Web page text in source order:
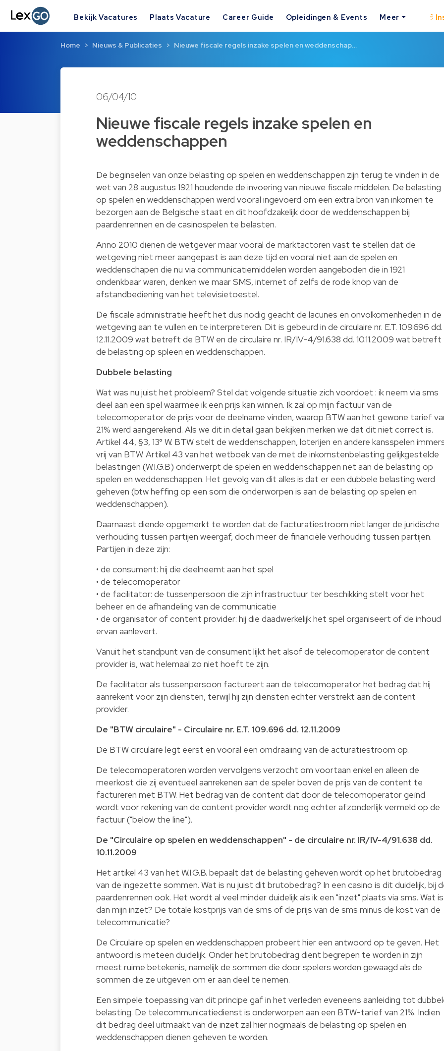
Bekijk Vacatures Plaats Vacature Career Guide Opleidingen & Events Meer
Home Nieuws & Publicaties Nieuwe fiscale regels inzake spelen en weddenschap…
06/04/10
Nieuwe fiscale regels inzake spelen en
weddenschappen
De beginselen van onze belasting op spelen en weddenschappen zijn terug te vinden in de
wet van 28 augustus 1921 houdende de invoering van nieuwe fiscale middelen. De belasting
op spelen en weddenschappen werd vooral ingevoerd om een extra bron van inkomen te
bezorgen aan de Belgische staat en dit hoofdzakelijk door de weddenschappen bij
paardenrennen en de casinospelen te belasten.
Anno 2010 dienen de wetgever maar vooral de marktactoren vast te stellen dat de
wetgeving niet meer aangepast is aan deze tijd en vooral niet aan de spelen en
weddenschapen die nu via communicatiemiddelen worden aangeboden die in 1921
ondenkbaar waren, denken we maar SMS, internet of zelfs de rode knop van de
afstandbediening van het televisietoestel.
De fiscale administratie heeft het dus nodig geacht de lacunes en onvolkomenheden in de
wetgeving aan te vullen en te interpreteren. Dit is gebeurd in de circulaire nr. E.T. 109.696 dd.
12.11.2009 wat betreft de BTW en de circulaire nr. IR/IV-4/91.638 dd. 10.11.2009 wat betreft
de belasting op spleen en weddenschappen.
Dubbele belasting
Wat was nu juist het probleem? Stel dat volgende situatie zich voordoet : ik neem via sms
deel aan een spel waarmee ik een prijs kan winnen. Ik zal op mijn factuur van de
telecomoperator de prijs voor de deelname vinden, waarop BTW aan het gewone tarief
21% werd aangerekend. Als we dit in detail gaan bekijken merken we dat dit niet correct is.
Artikel 44, §3, 13° W. BTW stelt de weddenschappen, loterijen en andere kansspelen
vrij van BTW. Artikel 43 van het wetboek van de met de inkomstenbelasting gelijkgestelde
belastingen (W.I.G.B) onderwerpt de spelen en weddenschappen net aan de belasting op
spelen en weddenschappen. Het gevolg van dit alles is dat er een dubbele belasting werd
geheven (btw heffing op een som die onderworpen is aan de belasting op spelen en
weddenschappen).
Daarnaast diende opgemerkt te worden dat de facturatiestroom niet langer de juridische
verhouding tussen partijen weergaf, doch meer de financiële verhouding tussen partijen.
Partijen in deze zijn:
• de consument: hij die deelneemt aan het spel
• de telecomoperator
• de facilitator: de tussenpersoon die zijn infrastructuur ter beschikking stelt voor het
beheer en de afhandeling van de communicatie
• de organisator of content provider: hij die daadwerkelijk het spel organiseert of de inhoud
ervan aanlevert.
Vanuit het standpunt van de consument lijkt het alsof de telecomoperator de content
provider is, wat helemaal zo niet hoeft te zijn.
De facilitator als tussenpersoon factureert aan de telecomoperator het bedrag dat hij
aanrekent voor zijn diensten, terwijl hij zijn diensten echter verstrekt aan de content
provider.
De "BTW circulaire" - Circulaire nr. E.T. 109.696 dd. 12.11.2009
De BTW circulaire legt eerst en vooral een omdraaiing van de acturatiestroom op.
De telecomoperatoren worden vervolgens verzocht om voortaan enkel en alleen de
meerkost die zij eventueel aanrekenen aan de speler boven de prijs van de content te
factureren met BTW. Het bedrag van de content dat door de telecomoperator geïnd
wordt voor rekening van de content provider wordt nog echter afzonderlijk vermeld op de
factuur ("below the line").
De "Circulaire op spelen en weddenschappen" - de circulaire nr. IR/IV-4/91.638 dd.
10.11.2009
Het artikel 43 van het W.I.G.B. bepaalt dat de belasting geheven wordt op het brutobedrag
van de ingezette sommen. Wat is nu juist dit brutobedrag? In een casino is dit duidelijk, bij
paardenrennen ook. Het wordt al veel minder duidelijk als ik een "inzet" plaats via sms. Wat is
dan mijn inzet? De totale kostprijs van de sms of de prijs van de sms minus de kost van de
telecommunicatie?
De Circulaire op spelen en weddenschappen probeert hier een antwoord op te geven. Het
antwoord is meteen duidelijk. Onder het brutobedrag dient begrepen te worden in zijn
meest ruime betekenis, namelijk de sommen die door spelers worden gewaagd als de
sommen die ze uitgeven om er aan deel te nemen.
Een simpele toepassing van dit principe gaf in het verleden eveneens aanleiding tot
belasting. De telecommunicatiedienst is onderworpen aan een BTW-tarief van 21%. Indien
dit bedrag deel uitmaakt van de inzet zal hier nogmaals de belasting op spelen en
weddenschappen dienen geheven te worden.